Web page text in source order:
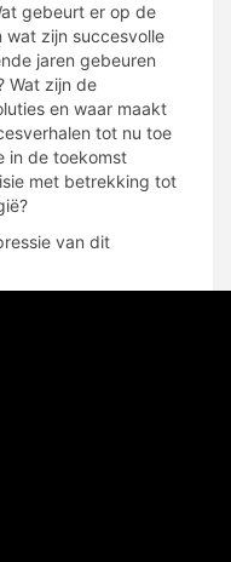
gebeurt er op de
wat zijn succesvolle
jaren gebeuren
Wat zijn de
en waar maakt
tot nu toe
in de toekomst
met betrekking tot
van dit